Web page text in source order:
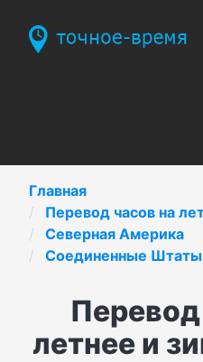
Главная
Перевод часов на
Северная Америка
Соединенные
Перевод
летнее и